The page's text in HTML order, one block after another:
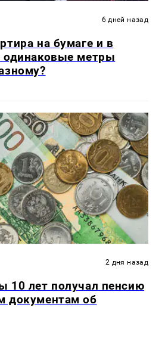
6 дней назад
на бумаге и в
метры
2 дня назад
10 лет получал пенсию
документам об